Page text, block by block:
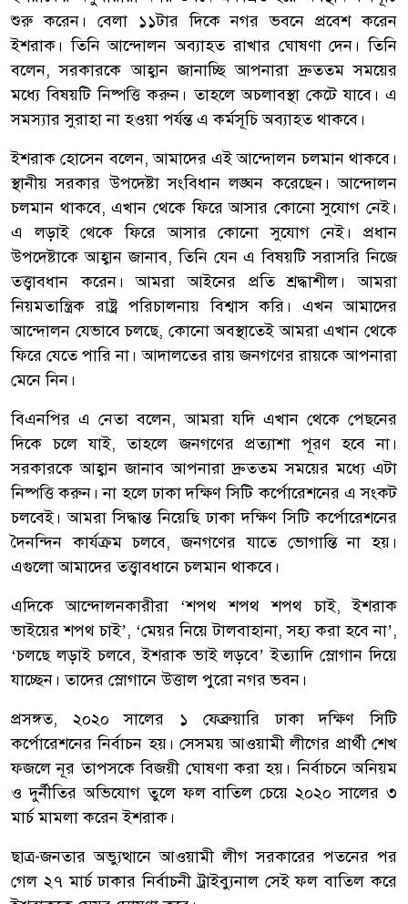
শুরু করেন। বেলা ১১টার দিকে নগর ভবনে প্রবেশ করেন
ইশরাক। তিনি আন্দোলন অব্যাহত রাখার ঘোষণা দেন। তিনি
বলেন, সরকারকে আহ্বান জানাচ্ছি আপনারা দ্রুততম সময়ের
মধ্যে বিষয়টি নিষ্পত্তি করুন। তাহলে অচলাবস্থা কেটে যাবে। এ
সমস্যার সুরাহা না হওয়া পর্যন্ত এ কর্মসূচি অব্যাহত থাকবে।
ইশরাক হোসেন বলেন, আমাদের এই আন্দোলন চলমান থাকবে।
স্থানীয় সরকার উপদেষ্টা সংবিধান লঙ্ঘন করেছেন। আন্দোলন
চলমান থাকবে, এখান থেকে ফিরে আসার কোনো সুযোগ নেই।
এ লড়াই থেকে ফিরে আসার কোনো সুযোগ নেই। প্রধান
উপদেষ্টাকে আহ্বান জানাব, তিনি যেন এ বিষয়টি সরাসরি নিজে
তত্ত্বাবধান করেন। আমরা আইনের প্রতি শ্রদ্ধাশীল। আমরা
নিয়মতান্ত্রিক রাষ্ট্র পরিচালনায় বিশ্বাস করি। এখন আমাদের
আন্দোলন যেভাবে চলছে, কোনো অবস্থাতেই আমরা এখান থেকে
ফিরে যেতে পারি না। আদালতের রায় জনগণের রায়কে আপনারা
মেনে নিন।
বিএনপির এ নেতা বলেন, আমরা যদি এখান থেকে পেছনের
দিকে চলে যাই, তাহলে জনগণের প্রত্যাশা পূরণ হবে না।
সরকারকে আহ্বান জানাব আপনারা দ্রুততম সময়ের মধ্যে এটা
নিষ্পত্তি করুন। না হলে ঢাকা দক্ষিণ সিটি কর্পোরেশনের এ সংকট
চলবেই। আমরা সিদ্ধান্ত নিয়েছি ঢাকা দক্ষিণ সিটি কর্পোরেশনের
দৈনন্দিন কার্যক্রম চলবে, জনগণের যাতে ভোগান্তি না হয়।
এগুলো আমাদের তত্ত্বাবধানে চলমান থাকবে।
এদিকে আন্দোলনকারীরা ‘শপথ শপথ শপথ চাই, ইশরাক
ভাইয়ের শপথ চাই’, ‘মেয়র নিয়ে টালবাহানা, সহ্য করা হবে না’,
‘চলছে লড়াই চলবে, ইশরাক ভাই লড়বে’ ইত্যাদি স্লোগান দিয়ে
যাচ্ছেন। তাদের স্লোগানে উত্তাল পুরো নগর ভবন।
প্রসঙ্গত, ২০২০ সালের ১ ফেব্রুয়ারি ঢাকা দক্ষিণ সিটি
কর্পোরেশনের নির্বাচন হয়। সেসময় আওয়ামী লীগের প্রার্থী শেখ
ফজলে নূর তাপসকে বিজয়ী ঘোষণা করা হয়। নির্বাচনে অনিয়ম
ও দুর্নীতির অভিযোগ তুলে ফল বাতিল চেয়ে ২০২০ সালের ৩
মার্চ মামলা করেন ইশরাক।
ছাত্র-জনতার অভ্যুত্থানে আওয়ামী লীগ সরকারের পতনের পর
গেল ২৭ মার্চ ঢাকার নির্বাচনী ট্রাইব্যুনাল সেই ফল বাতিল করে